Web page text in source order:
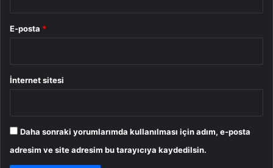
E-posta *
İnternet sitesi
Daha sonraki yorumlarımda kullanılması için adım, e-posta
adresim ve site adresim bu tarayıcıya kaydedilsin.